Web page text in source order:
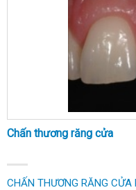
Chấn thương răng cửa
CHẤN THƯƠNG RĂNG